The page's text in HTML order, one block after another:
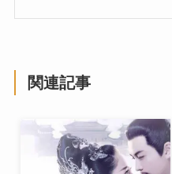
関連記事